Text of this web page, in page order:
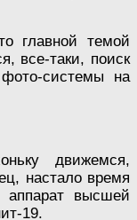
главной темой
все-таки, поиск
фото-системы на
движемся,
настало время
аппарат высшей
19.